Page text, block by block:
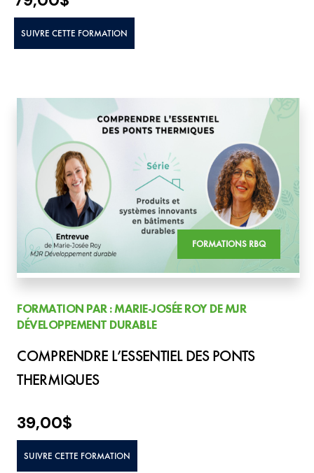
SUIVRE CETTE FORMATION
FORMATIONS RBQ
FORMATION PAR : MARIE-JOSÉE ROY DE MJR
DÉVELOPPEMENT DURABLE
COMPRENDRE L’ESSENTIEL DES PONTS
THERMIQUES
39,00$
SUIVRE CETTE FORMATION